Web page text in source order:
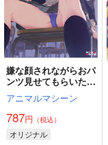
嫌な顔されながらおパ
ンツ見せてもらいたい
本14
アニマルマシーン
787円 （税込）
オリジナル